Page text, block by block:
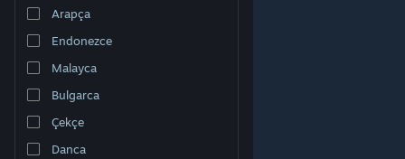
Arapça
Endonezce
Malayca
Bulgarca
Çekçe
Danca